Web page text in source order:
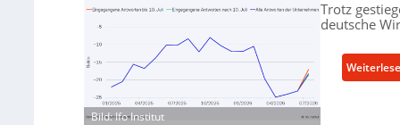
Bild: Ifo Institut
Trotz
deutsche